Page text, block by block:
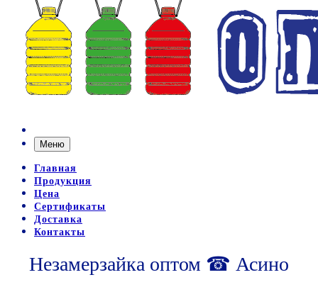
Меню
Главная
Продукция
Цена
Сертификаты
Доставка
Контакты
Незамерзайка оптом ☎ Асино